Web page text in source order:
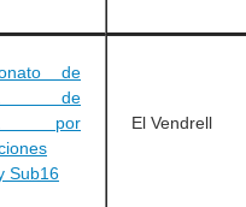
de
de
por
Sub16
El Vendrell